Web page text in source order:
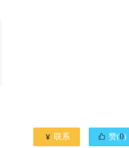
 赞(0)
 联系